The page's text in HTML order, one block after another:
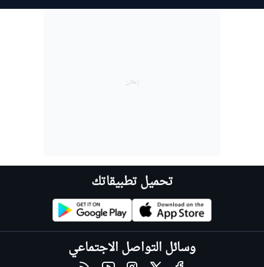
تحميل تطبيقاتك
وسائل التواصل الاجتماعي